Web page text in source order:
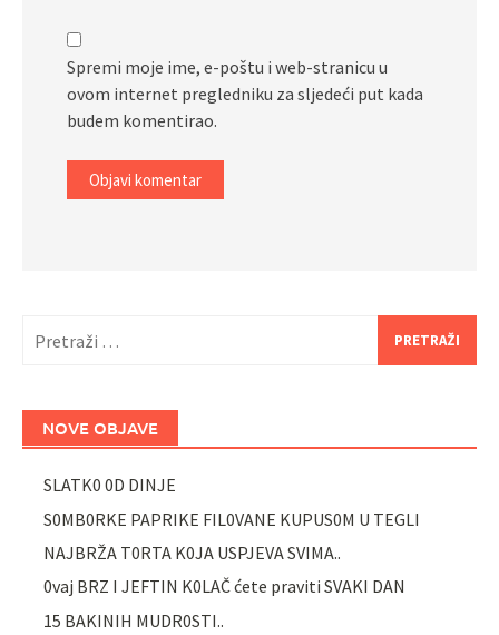
Spremi moje ime, e-poštu i web-stranicu u
ovom internet pregledniku za sljedeći put kada
budem komentirao.
NOVE OBJAVE
SLATK0 0D DINJE
S0MB0RKE PAPRIKE FIL0VANE KUPUS0M U TEGLI
NAJBRŽA T0RTA K0JA USPJEVA SVIMA..
0vaj BRZ I JEFTIN K0LAČ ćete praviti SVAKI DAN
15 BAKINIH MUDR0STI..